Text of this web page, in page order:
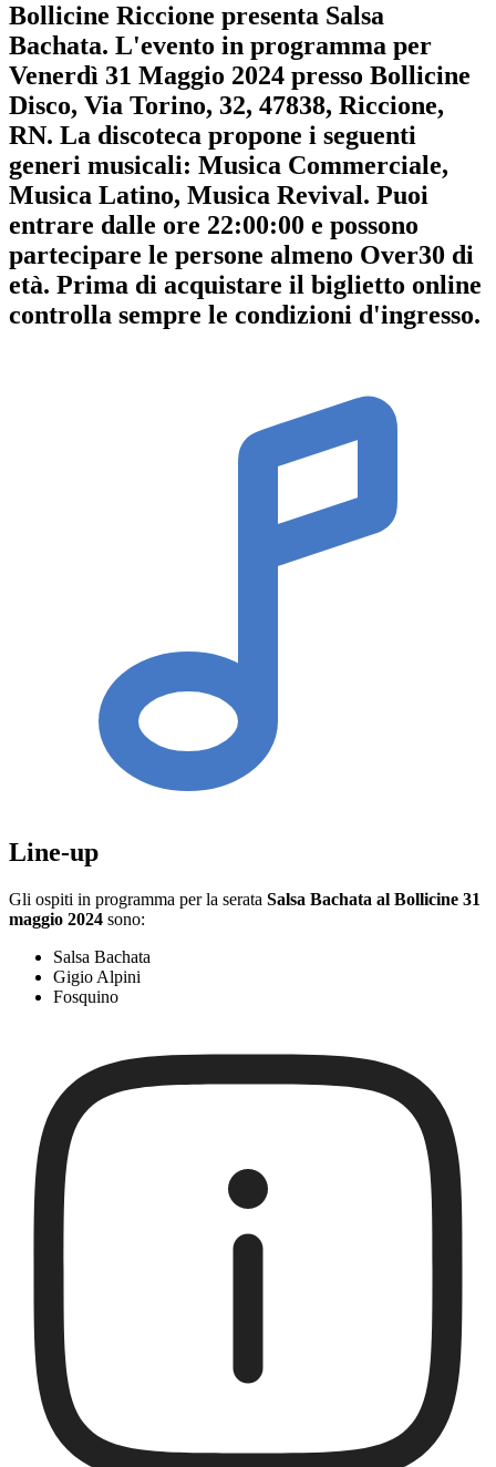
Bollicine Riccione presenta Salsa
Bachata. L'evento in programma per
Venerdì 31 Maggio 2024 presso Bollicine
Disco, Via Torino, 32, 47838, Riccione,
RN. La discoteca propone i seguenti
generi musicali: Musica Commerciale,
Musica Latino, Musica Revival. Puoi
entrare dalle ore 22:00:00 e possono
partecipare le persone almeno Over30 di
età. Prima di acquistare il biglietto online
controlla sempre le condizioni d'ingresso.
Line-up
Gli ospiti in programma per la serata Salsa Bachata al Bollicine 31
maggio 2024 sono:
Salsa Bachata
Gigio Alpini
Fosquino